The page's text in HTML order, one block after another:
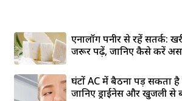
एनालॉग पनीर से रहें सतर्क:
जरूर पढ़ें, जानिए कैसे करें
घंटों AC में बैठना पड़ सकता है
जानिए ड्राईनेस और खुजली से